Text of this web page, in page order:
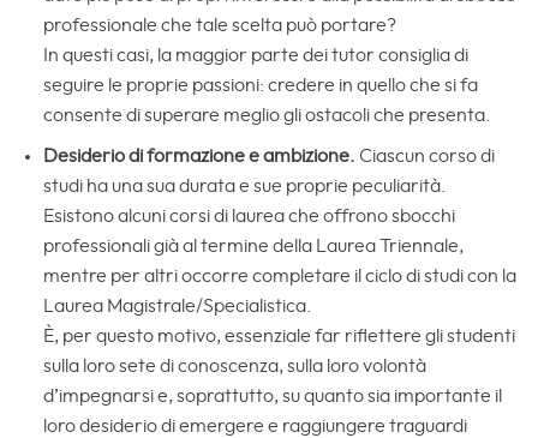
professionale che tale scelta può portare?
In questi casi, la maggior parte dei tutor consiglia di
seguire le proprie passioni: credere in quello che si fa
consente di superare meglio gli ostacoli che presenta.
Desiderio di formazione e ambizione. Ciascun corso di
studi ha una sua durata e sue proprie peculiarità.
Esistono alcuni corsi di laurea che offrono sbocchi
professionali già al termine della Laurea Triennale,
mentre per altri occorre completare il ciclo di studi con la
Laurea Magistrale/Specialistica.
È, per questo motivo, essenziale far riflettere gli studenti
sulla loro sete di conoscenza, sulla loro volontà
d’impegnarsi e, soprattutto, su quanto sia importante il
loro desiderio di emergere e raggiungere traguardi